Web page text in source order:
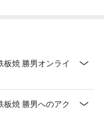
焼 勝男オンライ
焼 勝男へのアク